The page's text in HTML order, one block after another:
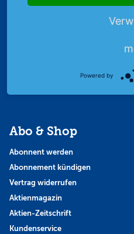
Abo & Shop
Abonnent werden
Abonnement kündigen
Vertrag widerrufen
Aktienmagazin
Aktien-Zeitschrift
Kundenservice
Powered by